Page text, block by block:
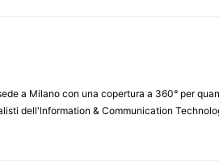
a Milano con una copertura a 360° per
dell'lnformation & Communication